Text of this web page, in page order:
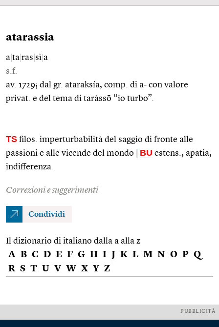
atarassia
a ta ras sì a
s.f.
av. 1729; dal gr. ataraksía, comp. di a- con valore
privat. e del tema di tarássō “io turbo”.
TS filos. imperturbabilità del saggio di fronte alle
passioni e alle vicende del mondo
BU estens., apatia,
indifferenza
Correzioni e suggerimenti
Condividi
Il dizionario di italiano dalla a alla z
A B C D E F G H I J K L M N O P Q
R S T U V W X Y Z
PUBBLICITÀ